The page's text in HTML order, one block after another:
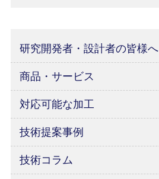
研究開発者・設計者の皆様へ
商品・サービス
対応可能な加工
技術提案事例
技術コラム